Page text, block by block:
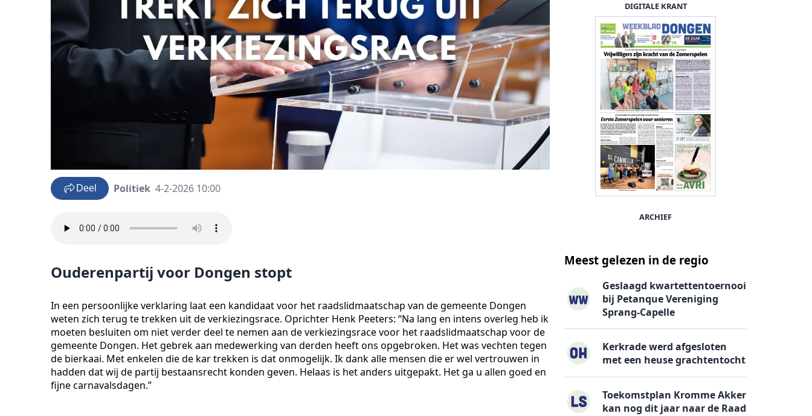
Deel Politiek 4-2-2026 10:00
Ouderenpartij voor Dongen stopt
In een persoonlijke verklaring laat een kandidaat voor het raadslidmaatschap van de gemeente Dongen
weten zich terug te trekken uit de verkiezingsrace. Oprichter Henk Peeters: “Na lang en intens overleg heb ik
moeten besluiten om niet verder deel te nemen aan de verkiezingsrace voor het raadslidmaatschap voor de
gemeente Dongen. Het gebrek aan medewerking van derden heeft ons opgebroken. Het was vechten tegen
de bierkaai. Met enkelen die de kar trekken is dat onmogelijk. Ik dank alle mensen die er wel vertrouwen in
hadden dat wij de partij bestaansrecht konden geven. Helaas is het anders uitgepakt. Het ga u allen goed en
fijne carnavalsdagen.”
DIGITALE KRANT
ARCHIEF
Meest gelezen in de regio
Geslaagd kwartettentoernooi
bij Petanque Vereniging
Sprang-Capelle
Kerkrade werd afgesloten
met een heuse grachtentocht
Toekomstplan Kromme Akker
kan nog dit jaar naar de Raad